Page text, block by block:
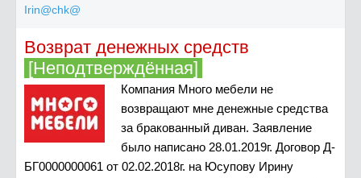
Irin@chk@
Возврат денежных средств
[Неподтверждённая]
Компания Много мебели не
возвращают мне денежные средства
за бракованный диван. Заявление
было написано 28.01.2019г. Договор Д-
БГ0000000061 от 02.02.2018г. на Юсупову Ирину